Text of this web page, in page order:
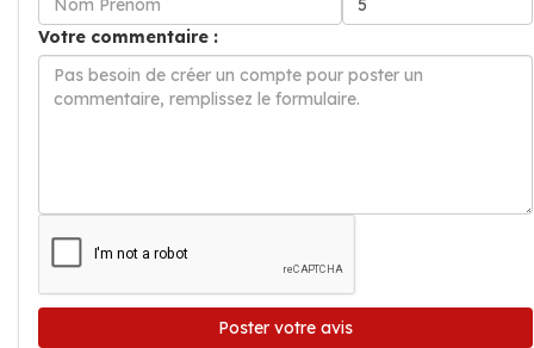
Votre commentaire :
Poster votre avis